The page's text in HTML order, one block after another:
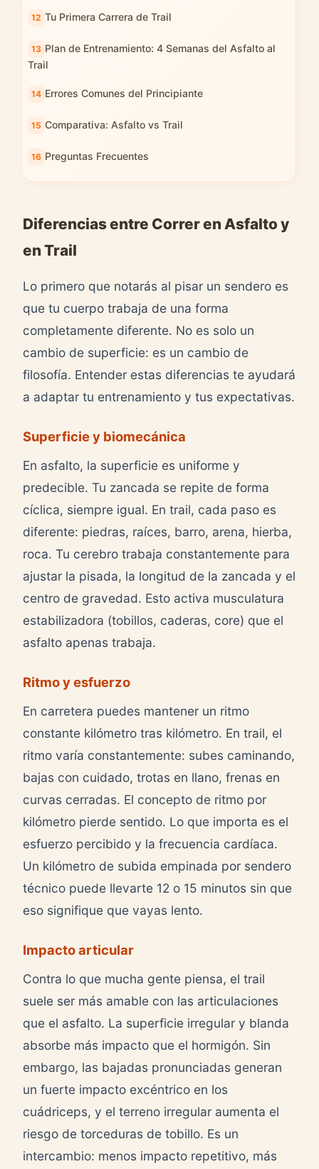
Tu Primera Carrera de Trail
Plan de Entrenamiento: 4 Semanas del Asfalto al
Trail
Errores Comunes del Principiante
Comparativa: Asfalto vs Trail
Preguntas Frecuentes
Diferencias entre Correr en Asfalto y
en Trail
Lo primero que notarás al pisar un sendero es
que tu cuerpo trabaja de una forma
completamente diferente. No es solo un
cambio de superficie: es un cambio de
filosofía. Entender estas diferencias te ayudará
a adaptar tu entrenamiento y tus expectativas.
Superficie y biomecánica
En asfalto, la superficie es uniforme y
predecible. Tu zancada se repite de forma
cíclica, siempre igual. En trail, cada paso es
diferente: piedras, raíces, barro, arena, hierba,
roca. Tu cerebro trabaja constantemente para
ajustar la pisada, la longitud de la zancada y el
centro de gravedad. Esto activa musculatura
estabilizadora (tobillos, caderas, core) que el
asfalto apenas trabaja.
Ritmo y esfuerzo
En carretera puedes mantener un ritmo
constante kilómetro tras kilómetro. En trail, el
ritmo varía constantemente: subes caminando,
bajas con cuidado, trotas en llano, frenas en
curvas cerradas. El concepto de ritmo por
kilómetro pierde sentido. Lo que importa es el
esfuerzo percibido y la frecuencia cardíaca.
Un kilómetro de subida empinada por sendero
técnico puede llevarte 12 o 15 minutos sin que
eso signifique que vayas lento.
Impacto articular
Contra lo que mucha gente piensa, el trail
suele ser más amable con las articulaciones
que el asfalto. La superficie irregular y blanda
absorbe más impacto que el hormigón. Sin
embargo, las bajadas pronunciadas generan
un fuerte impacto excéntrico en los
cuádriceps, y el terreno irregular aumenta el
riesgo de torceduras de tobillo. Es un
intercambio: menos impacto repetitivo, más